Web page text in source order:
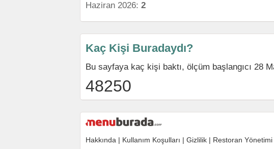
Haziran 2026: 2
Kaç Kişi Buradaydı?
Bu sayfaya kaç kişi baktı, ölçüm başlangıcı 28
48250
Hakkında | Kullanım Koşulları | Gizlilik | Restoran